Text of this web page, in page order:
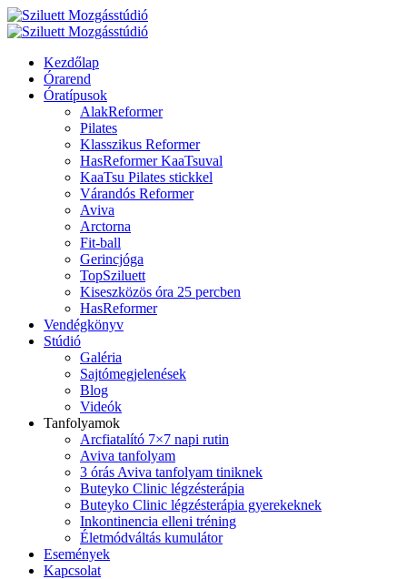
Kezdőlap
Órarend
Óratípusok
AlakReformer
Pilates
Klasszikus Reformer
HasReformer KaaTsuval
KaaTsu Pilates stickkel
Várandós Reformer
Aviva
Arctorna
Fit-ball
Gerincjóga
TopSziluett
Kiseszközös óra 25 percben
HasReformer
Vendégkönyv
Stúdió
Galéria
Sajtómegjelenések
Blog
Videók
Tanfolyamok
Arcfiatalító 7×7 napi rutin
Aviva tanfolyam
3 órás Aviva tanfolyam tiniknek
Buteyko Clinic légzésterápia
Buteyko Clinic légzésterápia gyerekeknek
Inkontinencia elleni tréning
Életmódváltás kumulátor
Események
Kapcsolat